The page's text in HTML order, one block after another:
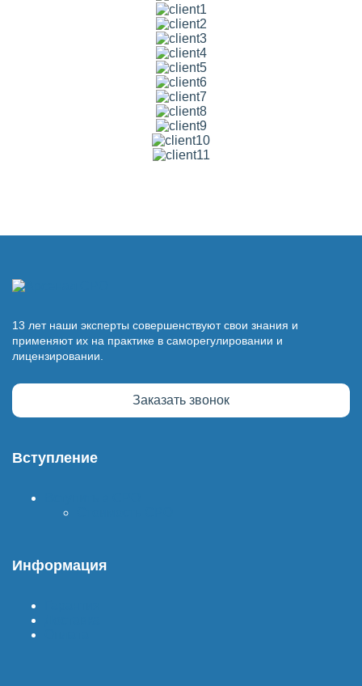
13 лет наши эксперты совершенствуют свои знания и
применяют их на практике в саморегулировании и
лицензировании.
Заказать звонок
Вступление
Информация